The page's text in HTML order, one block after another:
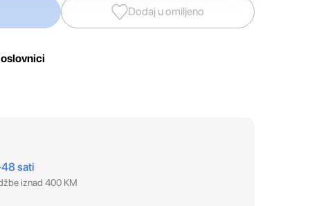
Dodaj u omiljeno
sati
iznad 400 KM